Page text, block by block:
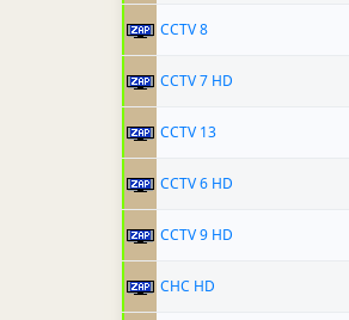
CCTV 8
CCTV 7 HD
CCTV 13
CCTV 6 HD
CCTV 9 HD
CHC HD